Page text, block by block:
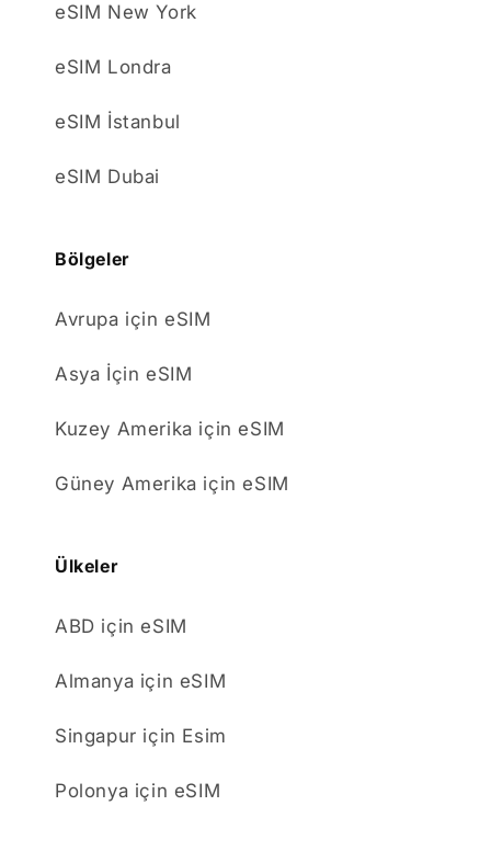
eSIM New York
eSIM Londra
eSIM İstanbul
eSIM Dubai
Bölgeler
Avrupa için eSIM
Asya İçin eSIM
Kuzey Amerika için eSIM
Güney Amerika için eSIM
Ülkeler
ABD için eSIM
Almanya için eSIM
Singapur için Esim
Polonya için eSIM